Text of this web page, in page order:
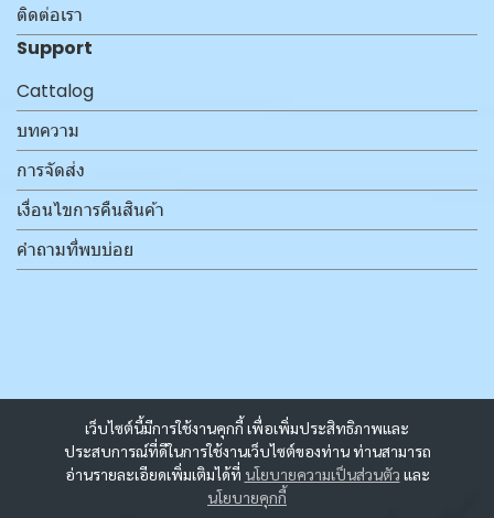
เว็บไซต์นี้มีการใช้งานคุกกี้ เพื่อเพิ่มประสิทธิภาพและ
ประสบการณ์ที่ดีในการใช้งานเว็บไซต์ของท่าน ท่านสามารถ
อ่านรายละเอียดเพิ่มเติมได้ที่ นโยบายความเป็นส่วนตัว และ
นโยบายคุกกี้
ติดต่อเรา
Support
Cattalog
บทความ
การจัดส่ง
เงื่อนไขการคืนสินค้า
คำถามที่พบบ่อย